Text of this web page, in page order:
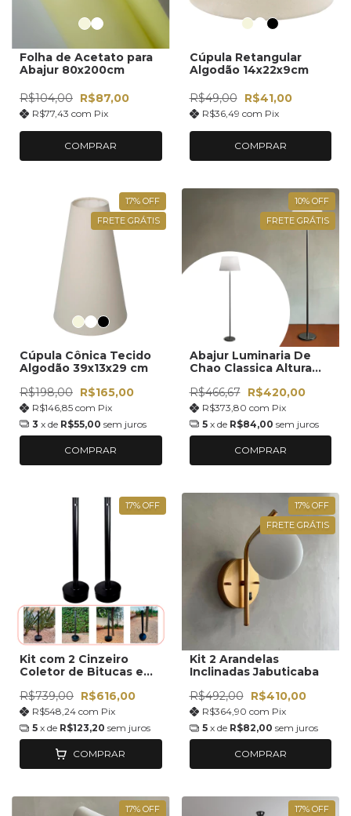
Folha de Acetato para
Abajur 80x200cm
R$104,00 R$87,00
R$77,43 com Pix
COMPRAR
Cúpula Retangular
Algodão 14x22x9cm
R$49,00 R$41,00
R$36,49 com Pix
COMPRAR
17% OFF
FRETE GRÁTIS
Cúpula Cônica Tecido
Algodão 39x13x29 cm
R$198,00 R$165,00
R$146,85 com Pix
3 x de R$55,00 sem juros
COMPRAR
10% OFF
FRETE GRÁTIS
Abajur Luminaria De
Chao Classica Altura
Grande Cônica Ref 78
R$466,67 R$420,00
R$373,80 com Pix
5 x de R$84,00 sem juros
COMPRAR
17% OFF
Kit com 2 Cinzeiro
Coletor de Bitucas em
R$739,00 R$616,00
R$548,24 com Pix
5 x de R$123,20 sem juros
COMPRAR
17% OFF
FRETE GRÁTIS
Kit 2 Arandelas
Inclinadas Jabuticaba
R$492,00 R$410,00
R$364,90 com Pix
5 x de R$82,00 sem juros
COMPRAR
17% OFF
17% OFF